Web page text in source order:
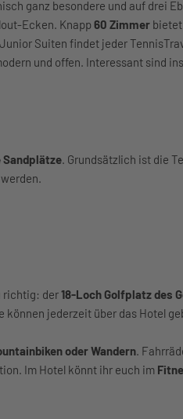
ganz besondere und auf drei
Ecken. Knapp 60 Zimmer bietet
Suiten findet jeder
und offen. Interessant sind
Sandplätze. Grundsätzlich ist die
richtig: der18-Loch Golfplatz des
jederzeit über das Hotel
oder Wandern.
Im Hotel könnt ihr euch im